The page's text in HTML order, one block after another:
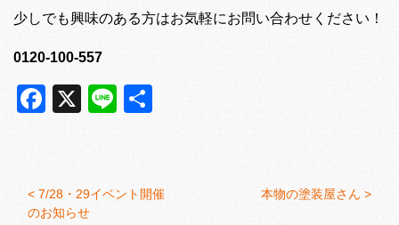
少しでも興味のある方はお気軽にお問い合わせください！
0120-100-557
Facebook
X Line
< 7/28・29イベント開催
のお知らせ
本物の塗装屋さん >